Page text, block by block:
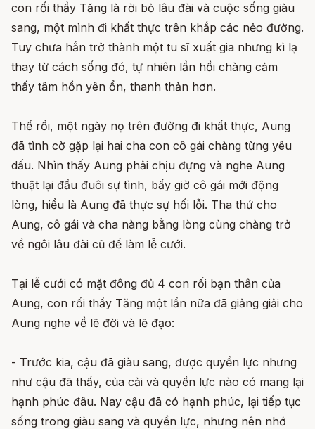
con rối thầy Tăng là rời bỏ lâu đài và cuộc sống giàu
sang, một mình đi khất thực trên khắp các nẻo đường.
Tuy chưa hẳn trở thành một tu sĩ xuất gia nhưng kì lạ
thay từ cách sống đó, tự nhiên lần hồi chàng cảm
thấy tâm hồn yên ổn, thanh thản hơn.
Thế rồi, một ngày nọ trên đường đi khất thực, Aung
đã tình cờ gặp lại hai cha con cô gái chàng từng yêu
dấu. Nhìn thấy Aung phải chịu đựng và nghe Aung
thuật lại đầu đuôi sự tình, bấy giờ cô gái mới động
lòng, hiểu là Aung đã thực sự hối lỗi. Tha thứ cho
Aung, cô gái và cha nàng bằng lòng cùng chàng trở
về ngôi lâu đài cũ để làm lễ cưới.
Tại lễ cưới có mặt đông đủ 4 con rối bạn thân của
Aung, con rối thầy Tăng một lần nữa đã giảng giải cho
Aung nghe về lẽ đời và lẽ đạo:
- Trước kia, cậu đã giàu sang, được quyền lực nhưng
như cậu đã thấy, của cải và quyền lực nào có mang lại
hạnh phúc đâu. Nay cậu đã có hạnh phúc, lại tiếp tục
sống trong giàu sang và quyền lực, nhưng nên nhớ